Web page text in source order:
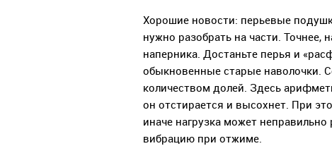
Хорошие новости: перьевые
нужно разобрать на части. Точнее,
наперника. Достаньте перья и
обыкновенные старые наволочки.
количеством долей. Здесь
он отстирается и высохнет. При
иначе нагрузка может
вибрацию при отжиме.